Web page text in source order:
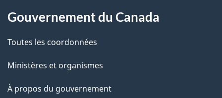
i
l
s
d
propos
de
ce
site
Gouvernement du Canada
Toutes les coordonnées
Ministères et organismes
À propos du gouvernement